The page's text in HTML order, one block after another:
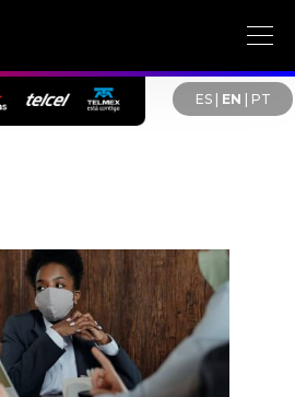
ES| EN PT